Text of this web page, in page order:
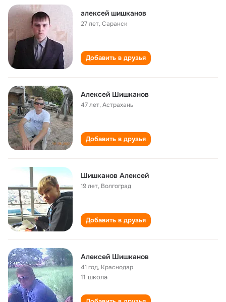
алексей шишканов
27 лет,Саранск
Добавить в друзья
Алексей Шишканов
47 лет,Астрахань
Добавить в друзья
Шишканов Алексей
19 лет, Волгоград
Добавить в друзья
Алексей Шишканов
41 год, Краснодар
11 школа